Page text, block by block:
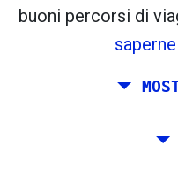
flight_takeoff
Trovato in
. Stima: 52 kg CO . Di
buoni percorsi di
Pianificare un